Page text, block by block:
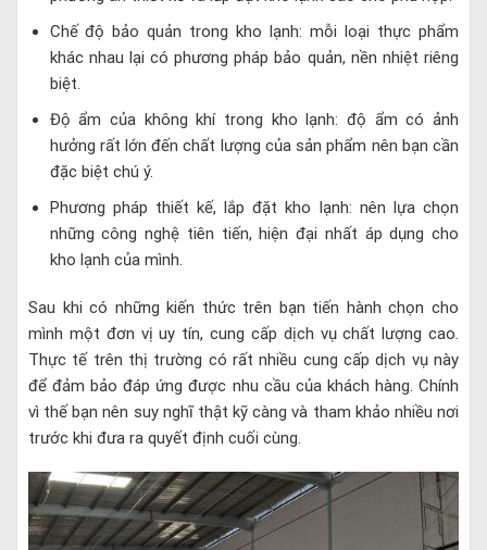
Chế độ bảo quản trong kho lạnh: mỗi loại thực phẩm
khác nhau lại có phương pháp bảo quản, nền nhiệt riêng
biệt.
Độ ẩm của không khí trong kho lạnh: độ ẩm có ảnh
hưởng rất lớn đến chất lượng của sản phẩm nên bạn cần
đặc biệt chú ý.
Phương pháp thiết kế, lắp đặt kho lạnh: nên lựa chọn
những công nghệ tiên tiến, hiện đại nhất áp dụng cho
kho lạnh của mình.
Sau khi có những kiến thức trên bạn tiến hành chọn cho
mình một đơn vị uy tín, cung cấp dịch vụ chất lượng cao.
Thực tế trên thị trường có rất nhiều cung cấp dịch vụ này
để đảm bảo đáp ứng được nhu cầu của khách hàng. Chính
vì thế bạn nên suy nghĩ thật kỹ càng và tham khảo nhiều nơi
trước khi đưa ra quyết định cuối cùng.